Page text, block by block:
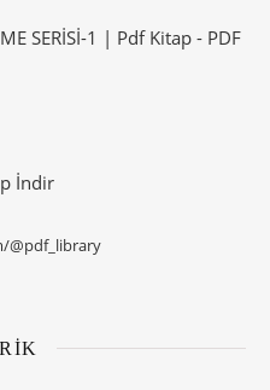
SERİSİ-1 | Pdf Kitap- PDF
İndir
@pdf_library